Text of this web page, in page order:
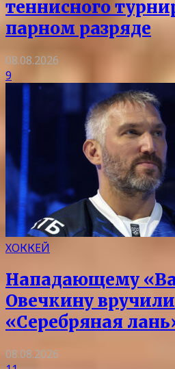
теннисного
парном разряде
08.08.2026
9
ХОККЕЙ
Нападающему
Овечкину
«Серебряная
08.08.2026